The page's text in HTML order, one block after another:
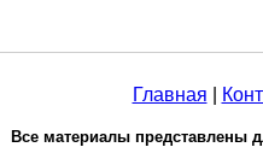
Главная
Все материалы представлены